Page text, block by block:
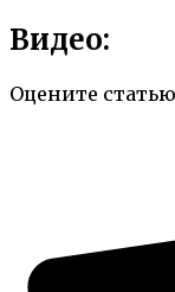
Видео:
Оцените статью